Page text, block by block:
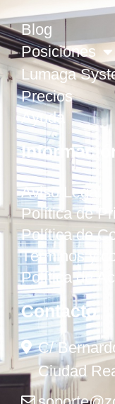
Blog
Posiciones
Lumaga
Precios
Ayuda
Aviso Legal
Política de
Política de
Términos y
Política de
Contacto
C/
Ciudad